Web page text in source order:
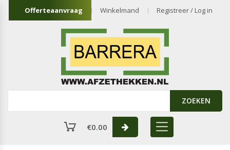
Offerteaanvraag Winkelmand Registreer / Log in
ZOEKEN
€0.00